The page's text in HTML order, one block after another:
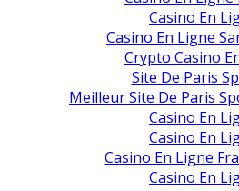
Casino En
Casino En Ligne
Crypto Casino
Site De Paris
Meilleur Site De Paris
Casino En
Casino En
Casino En Ligne
Casino En